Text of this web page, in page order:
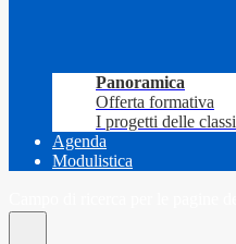
Panoramica
Offerta formativa
I progetti delle classi
Agenda
Modulistica